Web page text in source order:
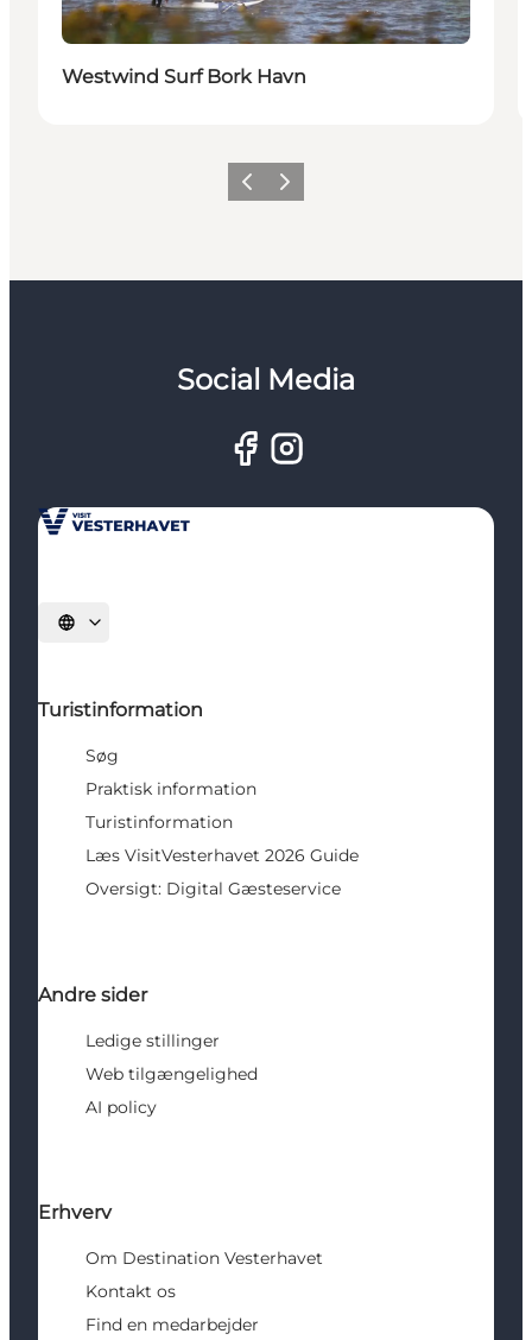
Westwind Surf Bork Havn
ForrigeNæste
Social Media
Vælg sprog
Turistinformation
Søg
Praktisk information
Turistinformation
Læs VisitVesterhavet 2026 Guide
Oversigt: Digital Gæsteservice
Andre sider
Ledige stillinger
Web tilgængelighed
AI policy
Erhverv
Om Destination Vesterhavet
Kontakt os
Find en medarbejder